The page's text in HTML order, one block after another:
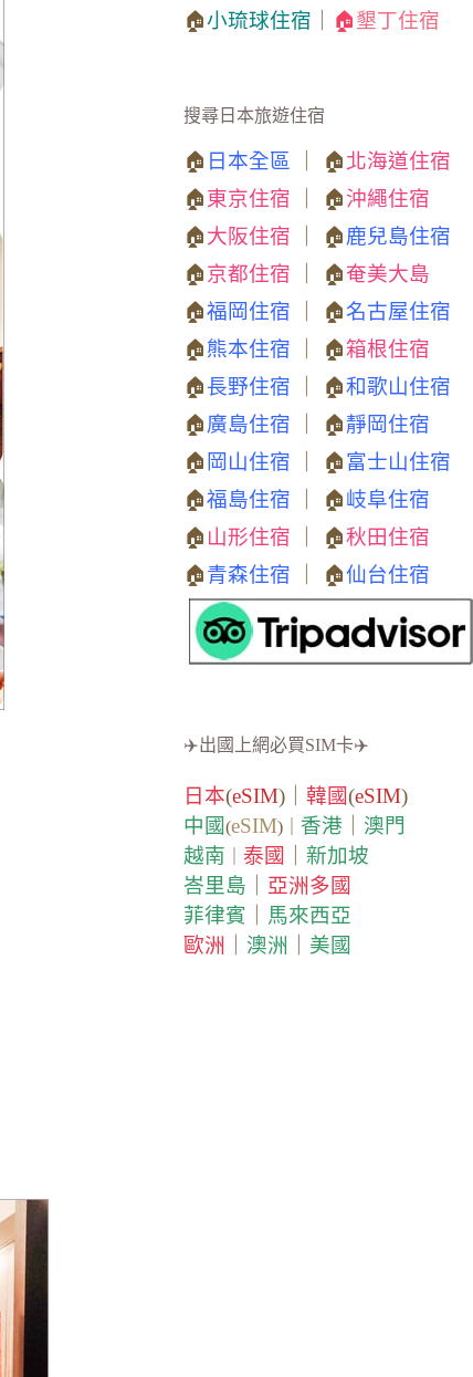
🏠小琉球住宿 🏠墾丁住宿
搜尋日本旅遊住宿
🏠 日本全區 ｜ 🏠北海道住宿
🏠東京住宿 ｜ 🏠沖繩住宿
🏠大阪住宿 ｜ 🏠鹿兒島住宿
🏠京都住宿 ｜ 🏠奄美大島
🏠福岡住宿 ｜ 🏠名古屋住宿
🏠熊本住宿 ｜ 🏠箱根住宿
🏠長野住宿 ｜ 🏠和歌山住宿
🏠廣島住宿 ｜ 🏠靜岡住宿
🏠 岡山住宿 ｜ 🏠富士山住宿
🏠福島住宿 ｜ 🏠岐阜住宿
🏠 山形住宿 ｜ 🏠秋田住宿
🏠青森住宿 ｜ 🏠仙台住宿
✈️出國上網必買SIM卡✈️
日本(eSIM)｜ 韓國(eSIM)
中國(eSIM)｜ 香港
澳門
越南
泰國
新加坡
峇里島
亞洲多國
菲律賓
馬來西亞
歐洲
澳洲 美國